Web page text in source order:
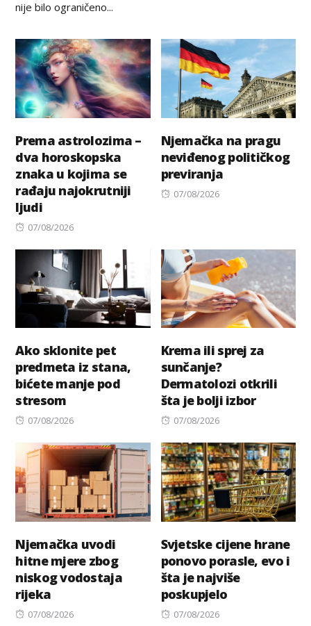
nije bilo ograničeno...
Prema astrolozima –
dva horoskopska
znaka u kojima se
rađaju najokrutniji
ljudi
Posted
07/08/2026
Njemačka na pragu
neviđenog političkog
previranja
Posted
07/08/2026
Ako sklonite pet
predmeta iz stana,
bićete manje pod
stresom
Posted
07/08/2026
Krema ili sprej za
sunčanje?
Dermatolozi otkrili
šta je bolji izbor
Posted
07/08/2026
Njemačka uvodi
hitne mjere zbog
niskog vodostaja
rijeka
Posted
07/08/2026
Svjetske cijene hrane
ponovo porasle, evo i
šta je najviše
poskupjelo
Posted
07/08/2026